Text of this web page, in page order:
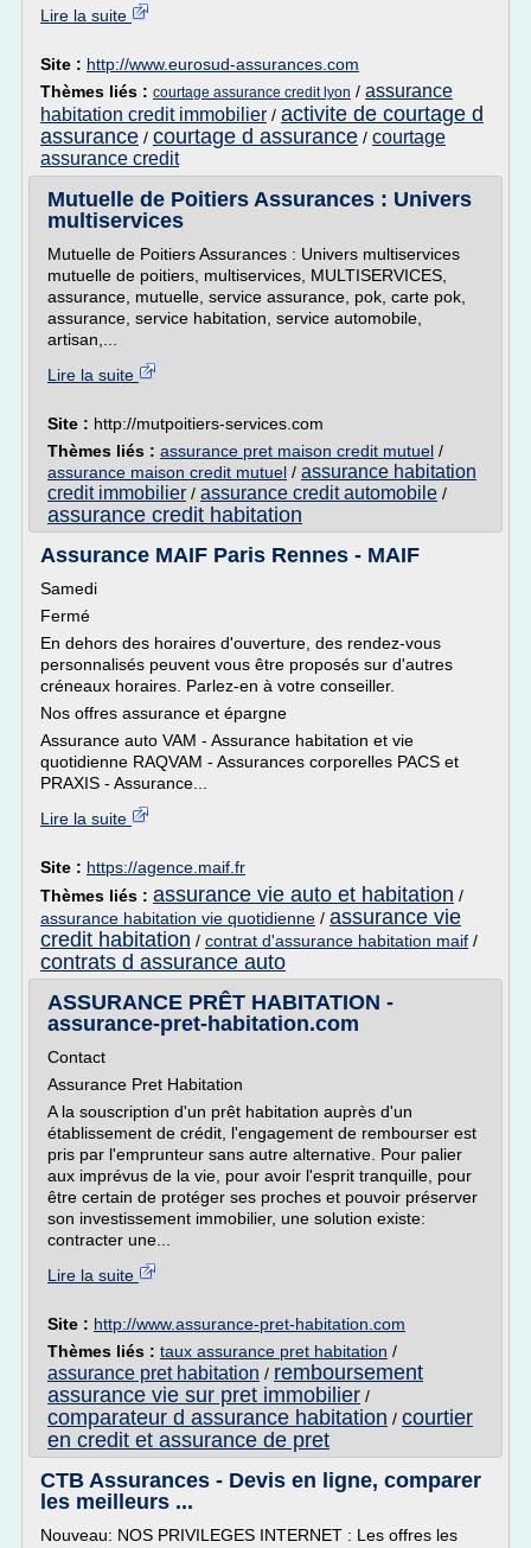
Lire la suite
Site : http://www.eurosud-assurances.com
Thèmes liés : courtage assurance credit lyon / assurance
habitation credit immobilier / activite de courtage d
assurance / courtage d assurance / courtage
assurance credit
Mutuelle de Poitiers Assurances : Univers
multiservices
Mutuelle de Poitiers Assurances : Univers multiservices
mutuelle de poitiers, multiservices, MULTISERVICES,
assurance, mutuelle, service assurance, pok, carte pok,
assurance, service habitation, service automobile,
artisan,...
Lire la suite
Site : http://mutpoitiers-services.com
Thèmes liés : assurance pret maison credit mutuel /
assurance maison credit mutuel / assurance habitation
credit immobilier / assurance credit automobile /
assurance credit habitation
Assurance MAIF Paris Rennes - MAIF
Samedi
Fermé
En dehors des horaires d'ouverture, des rendez-vous
personnalisés peuvent vous être proposés sur d'autres
créneaux horaires. Parlez-en à votre conseiller.
Nos offres assurance et épargne
Assurance auto VAM - Assurance habitation et vie
quotidienne RAQVAM - Assurances corporelles PACS et
PRAXIS - Assurance...
Lire la suite
Site : https://agence.maif.fr
Thèmes liés : assurance vie auto et habitation /
assurance habitation vie quotidienne / assurance vie
credit habitation / contrat d'assurance habitation maif /
contrats d assurance auto
ASSURANCE PRÊT HABITATION -
assurance-pret-habitation.com
Contact
Assurance Pret Habitation
A la souscription d'un prêt habitation auprès d'un
établissement de crédit, l'engagement de rembourser est
pris par l'emprunteur sans autre alternative. Pour palier
aux imprévus de la vie, pour avoir l'esprit tranquille, pour
être certain de protéger ses proches et pouvoir préserver
son investissement immobilier, une solution existe:
contracter une...
Lire la suite
Site : http://www.assurance-pret-habitation.com
Thèmes liés : taux assurance pret habitation /
assurance pret habitation / remboursement
assurance vie sur pret immobilier /
comparateur d assurance habitation / courtier
en credit et assurance de pret
CTB Assurances - Devis en ligne, comparer
les meilleurs ...
Nouveau: NOS PRIVILEGES INTERNET : Les offres les